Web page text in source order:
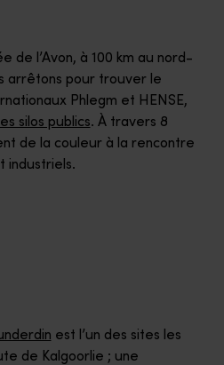
de l’Avon, à 100 km au nord-
arrêtons pour trouver le
Phlegm et HENSE,
silos publics. À travers 8
de la couleur à la rencontre
industriels.
est l’un des sites les
de Kalgoorlie ; une